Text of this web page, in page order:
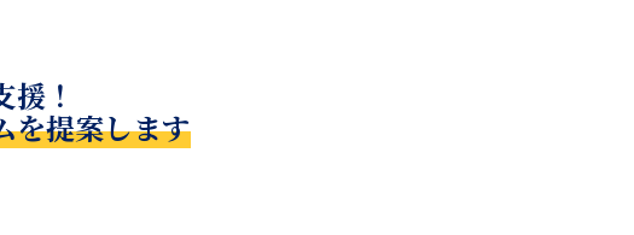
！
を提案します